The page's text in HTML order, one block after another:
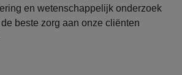
en wetenschappelijk onderzoek
beste zorg aan onze cliënten